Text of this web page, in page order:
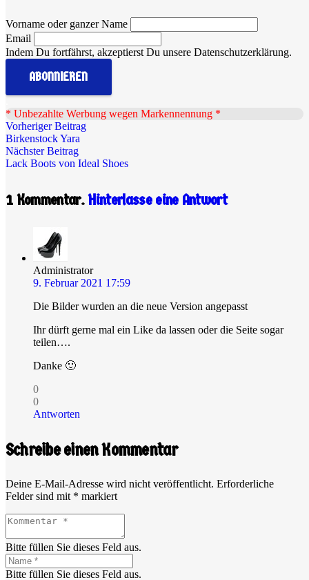
Vorname oder ganzer Name
Email
Indem Du fortfährst, akzeptierst Du unsere Datenschutzerklärung.
* Unbezahlte Werbung wegen Markennennung *
Vorheriger Beitrag
Birkenstock Yara
Nächster Beitrag
Lack Boots von Ideal Shoes
1Kommentar. Hinterlasse eine Antwort
Administrator
9. Februar 2021 17:59
Die Bilder wurden an die neue Version angepasst
Ihr dürft gerne mal ein Like da lassen oder die Seite sogar
teilen….
Danke 🙂
0
0
Antworten
Schreibe einen Kommentar
Deine E-Mail-Adresse wird nicht veröffentlicht. Erforderliche
Felder sind mit * markiert
Bitte füllen Sie dieses Feld aus.
Bitte füllen Sie dieses Feld aus.